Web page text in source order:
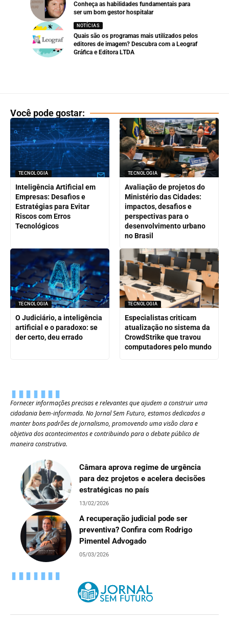
Conheça as habilidades fundamentais para
ser um bom gestor hospitalar
NOTÍCIAS
Quais são os programas mais utilizados pelos
editores de imagem? Descubra com a Leograf
Gráfica e Editora LTDA
Você pode gostar:
TECNOLOGIA
Inteligência Artificial em
Empresas: Desafios e
Estratégias para Evitar
Riscos com Erros
Tecnológicos
TECNOLOGIA
Avaliação de projetos do
Ministério das Cidades:
impactos, desafios e
perspectivas para o
desenvolvimento urbano
no Brasil
TECNOLOGIA
O Judiciário, a inteligência
artificial e o paradoxo: se
der certo, deu errado
TECNOLOGIA
Especialistas criticam
atualização no sistema da
CrowdStrike que travou
computadores pelo mundo
Fornecer informações precisas e relevantes que ajudem a construir uma
cidadania bem-informada. No Jornal Sem Futuro, estamos dedicados a
manter bons padrões de jornalismo, promovendo uma visão clara e
objetiva dos acontecimentos e contribuindo para o debate público de
maneira construtiva.
Câmara aprova regime de urgência
para dez projetos e acelera decisões
estratégicas no país
13/02/2026
A recuperação judicial pode ser
preventiva? Confira com Rodrigo
Pimentel Advogado
05/03/2026